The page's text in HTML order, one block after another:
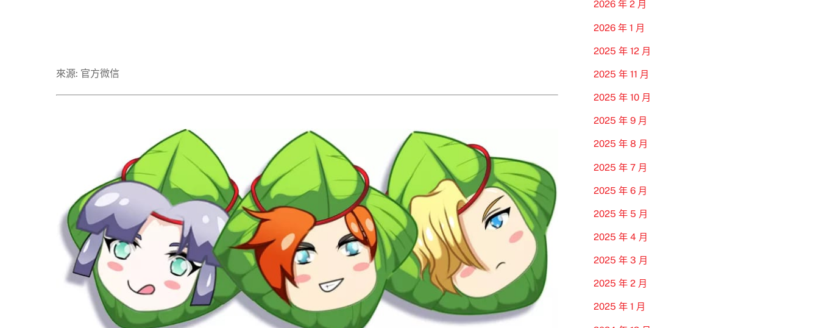
來源: 官方微信
2026 年 2 月
2026 年 1 月
2025 年 12 月
2025 年 11 月
2025 年 10 月
2025 年 9 月
2025 年 8 月
2025 年 7 月
2025 年 6 月
2025 年 5 月
2025 年 4 月
2025 年 3 月
2025 年 2 月
2025 年 1 月